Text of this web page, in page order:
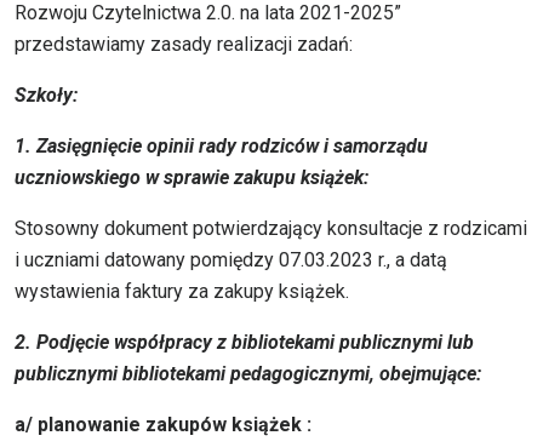
Rozwoju Czytelnictwa 2.0. na lata 2021-2025”
przedstawiamy zasady realizacji zadań:
Szkoły:
1. Zasięgnięcie opinii rady rodziców i samorządu
uczniowskiego w sprawie zakupu książek:
Stosowny dokument potwierdzający konsultacje z rodzicami
i uczniami datowany pomiędzy 07.03.2023 r., a datą
wystawienia faktury za zakupy książek.
2. Podjęcie współpracy z bibliotekami publicznymi lub
publicznymi bibliotekami pedagogicznymi, obejmujące:
a/ planowanie zakupów książek :